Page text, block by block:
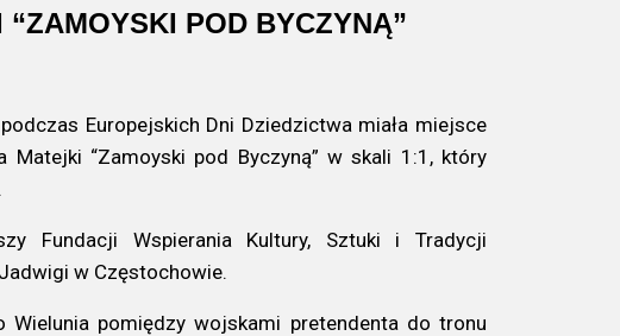
POD BYCZYNĄ”
Europejskich Dni Dziedzictwa miała miejsce
“Zamoyski pod Byczyną” w skali 1:1, który
Fundacji Wspierania Kultury, Sztuki i Tradycji
w Częstochowie.
Wielunia pomiędzy wojskami pretendenta do tronu